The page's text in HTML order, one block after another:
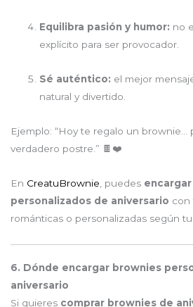
Equilibra pasión y humor: no
explícito para ser provocador.
Sé auténtico: el mejor
natural y divertido.
Ejemplo: “Hoy te regalo un brownie…
verdadero postre.” 🍫❤️
En CreatuBrownie , puedes
personalizados de aniversario con
románticas o personalizadas según tu
6. Dónde encargar brownies
aniversario
Si quieres comprar brownies de